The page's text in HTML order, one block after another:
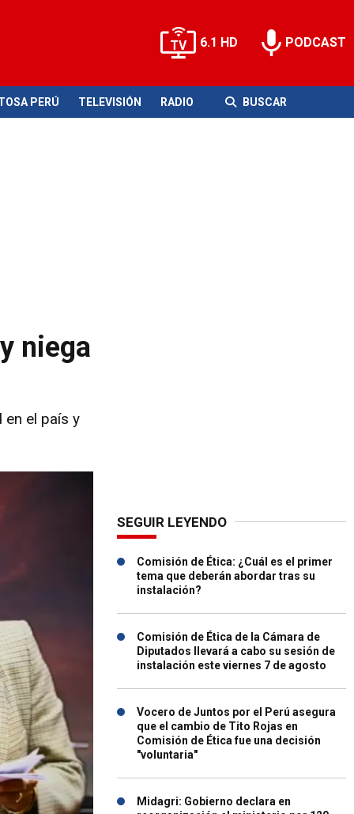
6.1 HD PODCAST
PERÚ TELEVISIÓN RADIO BUSCAR
niega
el país y
SEGUIR LEYENDO
Comisión de Ética: ¿Cuál es el primer
tema que deberán abordar tras su
instalación?
Comisión de Ética de la Cámara de
Diputados llevará a cabo su sesión de
instalación este viernes 7 de agosto
Vocero de Juntos por el Perú asegura
que el cambio de Tito Rojas en
Comisión de Ética fue una decisión
"voluntaria"
Midagri: Gobierno declara en